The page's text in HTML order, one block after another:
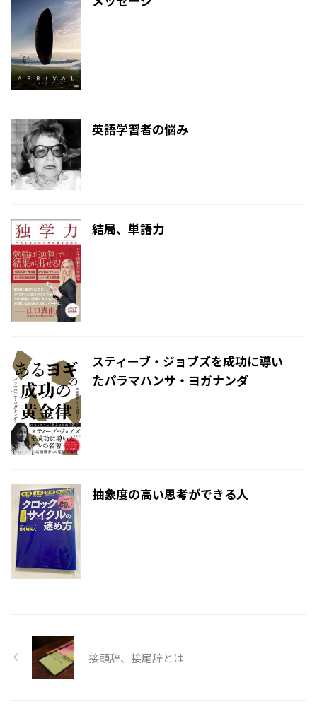
英語学習者の悩み
結局、単語力
スティーブ・ジョブズを成功に導い
たパラマハンサ・ヨガナンダ
抽象度の高い思考ができる人
接頭辞、接尾辞とは